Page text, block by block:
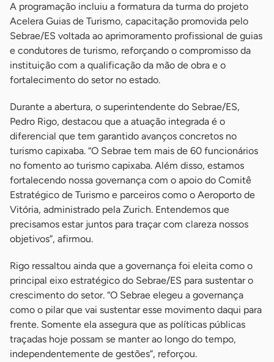
A programação incluiu a formatura da turma do projeto
Acelera Guias de Turismo, capacitação promovida pelo
Sebrae/ES voltada ao aprimoramento profissional de guias
e condutores de turismo, reforçando o compromisso da
instituição com a qualificação da mão de obra e o
fortalecimento do setor no estado.
Durante a abertura, o superintendente do Sebrae/ES,
Pedro Rigo, destacou que a atuação integrada é o
diferencial que tem garantido avanços concretos no
turismo capixaba. “O Sebrae tem mais de 60 funcionários
no fomento ao turismo capixaba. Além disso, estamos
fortalecendo nossa governança com o apoio do Comitê
Estratégico de Turismo e parceiros como o Aeroporto de
Vitória, administrado pela Zurich. Entendemos que
precisamos estar juntos para traçar com clareza nossos
objetivos”, afirmou.
Rigo ressaltou ainda que a governança foi eleita como o
principal eixo estratégico do Sebrae/ES para sustentar o
crescimento do setor. “O Sebrae elegeu a governança
como o pilar que vai sustentar esse movimento daqui para
frente. Somente ela assegura que as políticas públicas
traçadas hoje possam se manter ao longo do tempo,
independentemente de gestões”, reforçou.